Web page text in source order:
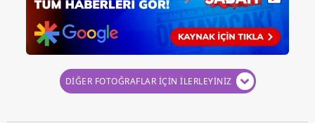
DİĞER FOTOĞRAFLAR İÇİN İLERLEYİNİZ